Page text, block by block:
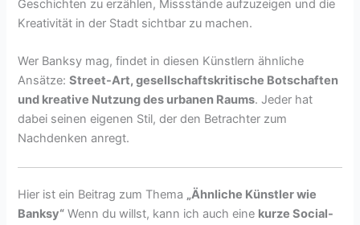
Geschichten zu erzählen, Missstände aufzuzeigen und die
Kreativität in der Stadt sichtbar zu machen.
Wer Banksy mag, findet in diesen Künstlern ähnliche
Ansätze:Street-Art, gesellschaftskritische Botschaften
und kreative Nutzung des urbanen Raums. Jeder hat
dabei seinen eigenen Stil, der den Betrachter zum
Nachdenken anregt.
Hier ist ein Beitrag zum Thema „Ähnliche Künstler wie
Banksy“ Wenn du willst, kann ich auch eine kurze Social-